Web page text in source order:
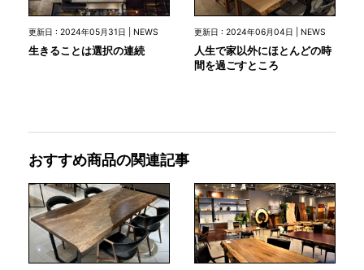
更新日 : 2024年05月31日 | NEWS
生きることは選択の連続
更新日 : 2024年06月04日 | NEWS
人生で家以外にほとんどの時
間を過ごすところ
おすすめ商品の関連記事